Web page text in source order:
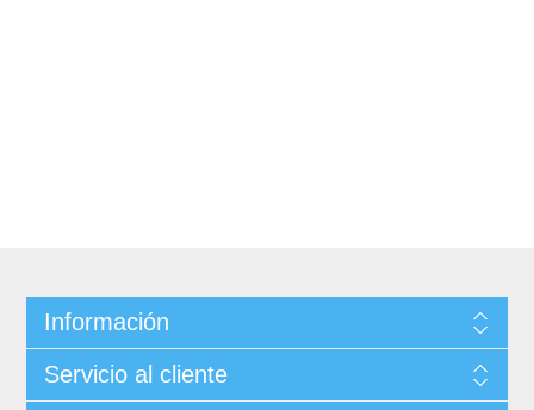
Información
Servicio al cliente